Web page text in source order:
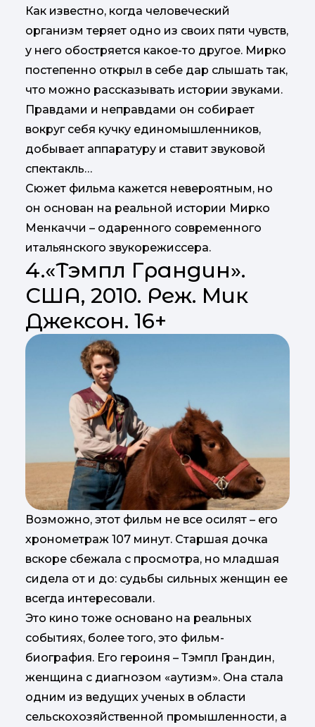
Как известно, когда человеческий
организм теряет одно из своих пяти чувств,
у него обостряется какое-то другое. Мирко
постепенно открыл в себе дар слышать так,
что можно рассказывать истории звуками.
Правдами и неправдами он собирает
вокруг себя кучку единомышленников,
добывает аппаратуру и ставит звуковой
спектакль…
Сюжет фильма кажется невероятным, но
он основан на реальной истории Мирко
Менкаччи – одаренного современного
итальянского звукорежиссера.
4.«Тэмпл Грандин».
США, 2010. Реж. Мик
Джексон. 16+
Возможно, этот фильм не все осилят – его
хронометраж 107 минут. Старшая дочка
вскоре сбежала с просмотра, но младшая
сидела от и до: судьбы сильных женщин ее
всегда интересовали.
Это кино тоже основано на реальных
событиях, более того, это фильм-
биография. Его героиня – Тэмпл Грандин,
женщина с диагнозом «аутизм». Она стала
одним из ведущих ученых в области
сельскохозяйственной промышленности, а